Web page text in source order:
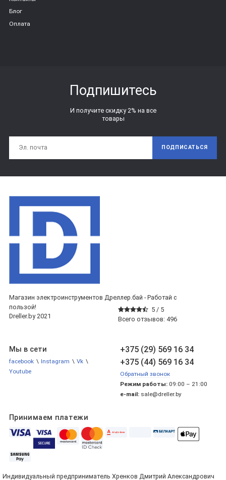
Блог
Оплата
Подпишитесь
И получите скидку 2% на все
товары
ПОДПИСАТЬСЯ
Магазин электроинструментов Дреллер.бай - Работай с
пользой!
5 / 5
Всего отзывов: 496
Dreller.by 2021
+375 (29) 569 16 34
+375 (44) 569 16 34
Обратный звонок
Режим работы: 09:00 – 21:00
e-mail: sale@dreller.by
Мы в сети
facebook \ Instagram \ Vk \
Youtube
Принимаем платежи
Индивидуальный предприниматель Хренков Дмитрий Александрович